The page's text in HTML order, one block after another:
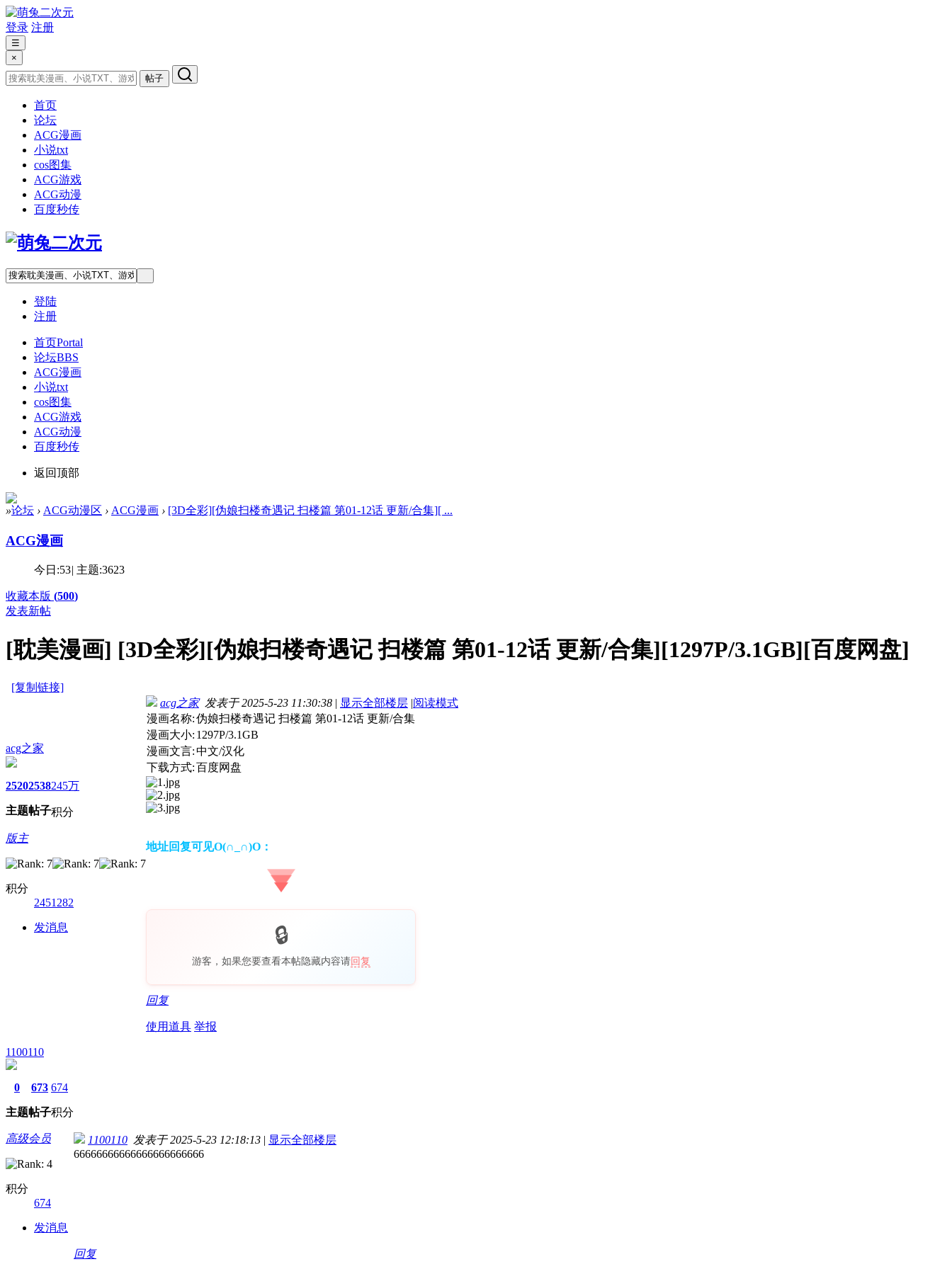
登录 注册
☰
×
帖子
首页
论坛
ACG漫画
小说txt
cos图集
ACG游戏
ACG动漫
百度秒传
登陆
注册
首页Portal
论坛BBS
ACG漫画
小说txt
cos图集
ACG游戏
ACG动漫
百度秒传
返回顶部
»论坛 › ACG动漫区 › ACG漫画 › [3D全彩][伪娘扫楼奇遇记 扫楼篇 第01-12话 更新/合集][ ...
ACG漫画
今日:53| 主题:3623
收藏本版 (500)
发表新帖
[耽美漫画] [3D全彩][伪娘扫楼奇遇记 扫楼篇 第01-12话 更新/合集][1297P/3.1GB][百度网盘]
[复制链接]
acg之家
2520
主题
2538
帖子
245万
积分
版主
积分
2451282
发消息
acg之家发表于 2025-5-23 11:30:38 | 显示全部楼层 |阅读模式
漫画名称:伪娘扫楼奇遇记 扫楼篇 第01-12话 更新/合集
漫画大小: 1297P/3.1GB
漫画文言:中文/汉化
下载方式:百度网盘
地址回复可见O(∩_∩)O：
游客，如果您要查看本帖隐藏内容请回复
回复
使用道具 举报
1100110
0
主题
673
帖子
674
积分
高级会员
积分
674
发消息
1100110 发表于 2025-5-23 12:18:13 | 显示全部楼层
66666666666666666666666
回复